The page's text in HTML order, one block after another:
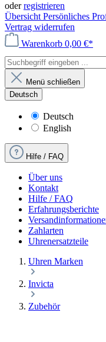
oderregistrieren
Übersicht Persönliches
Vertrag widerrufen
Warenkorb 0,00 €*
Menü schließen
Deutsch
Deutsch
English
Hilfe / FAQ
Über uns
Kontakt
Hilfe / FAQ
Erfahrungsberichte
Zahlarten
Uhrenersatzteile
Uhren Marken
Invicta
Zubehör